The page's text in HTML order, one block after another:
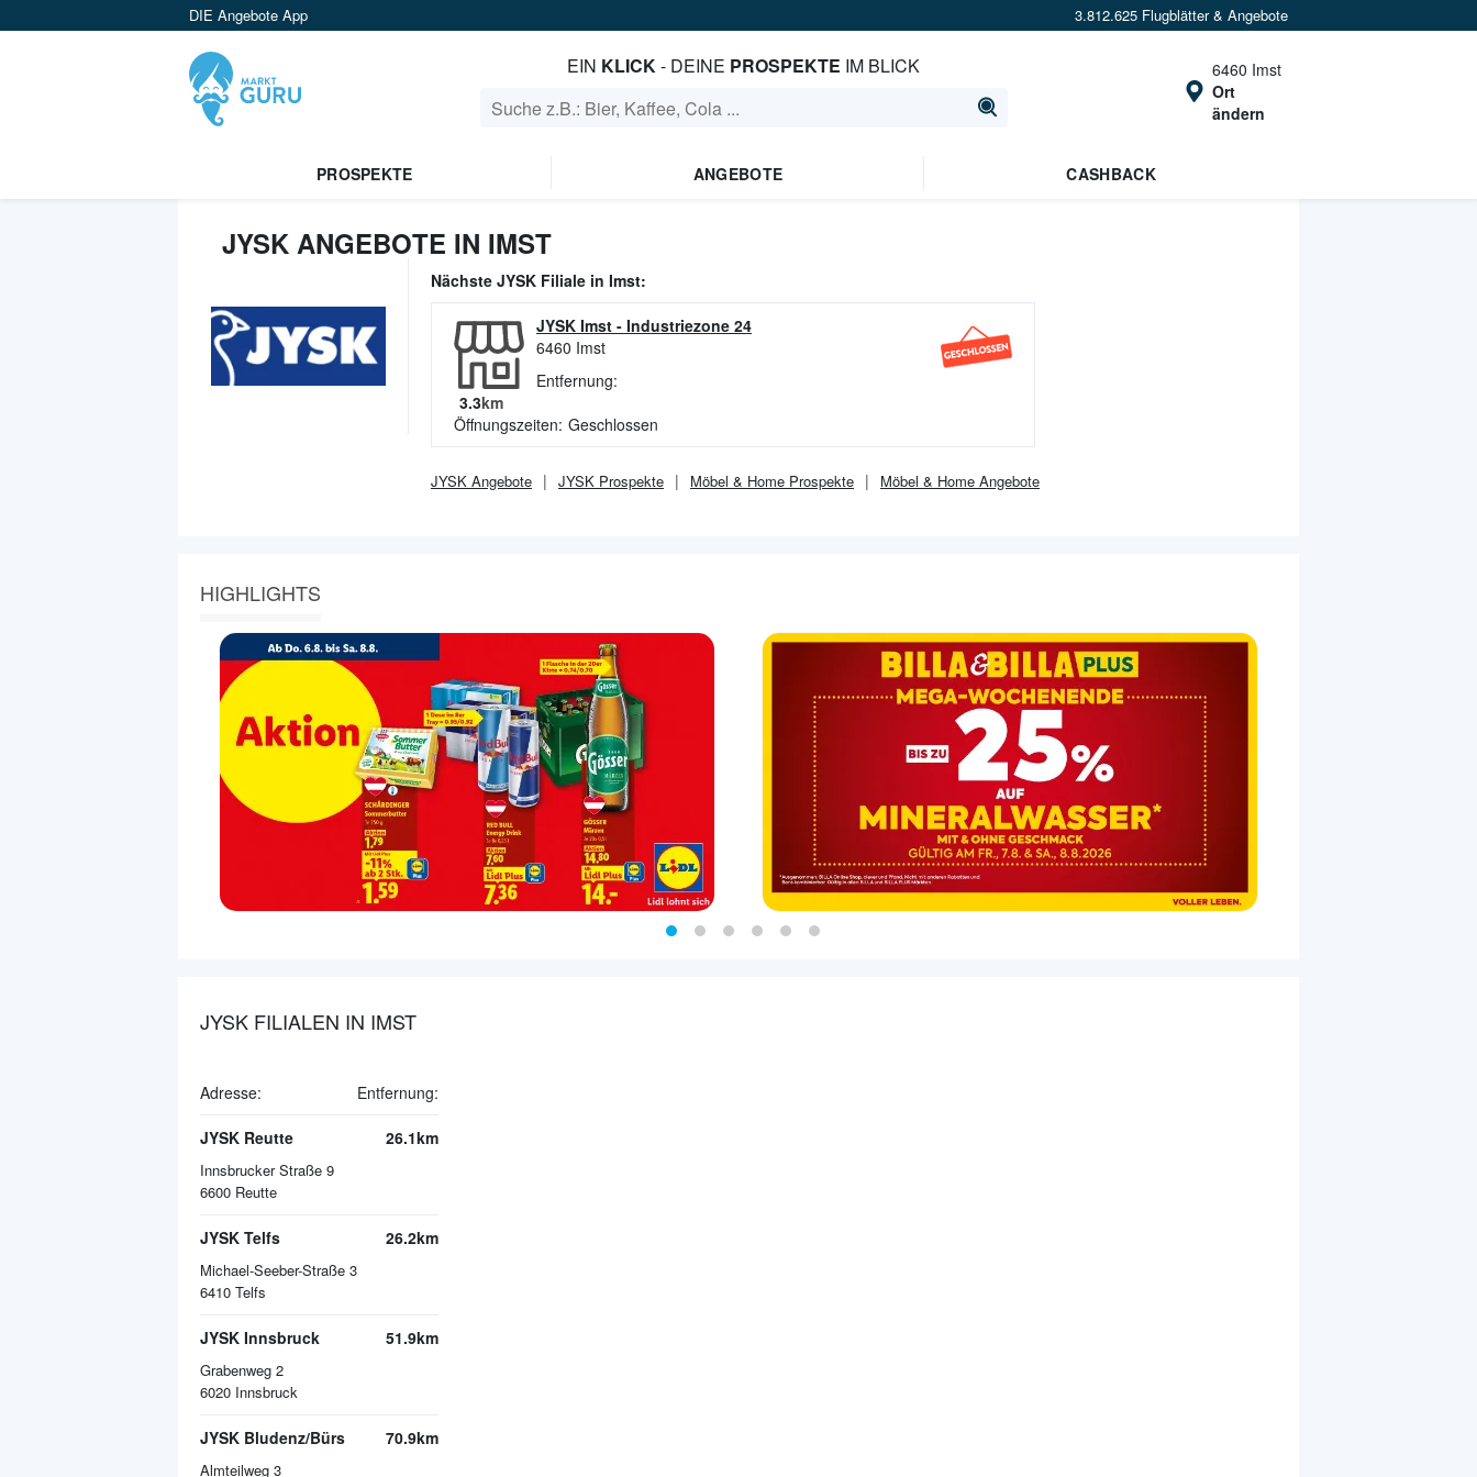
DIE Angebote App 3.812.625 Flugblätter & Angebote
EIN KLICK- DEINE PROSPEKTE IM BLICK
6460 Imst
Ort
ändern
PROSPEKTE ANGEBOTE CASHBACK
JYSK ANGEBOTE IN IMST
Nächste JYSK Filiale in Imst:
JYSK Imst - Industriezone 24
6460 Imst
Entfernung:
3.3km
Öffnungszeiten: Geschlossen
JYSK Angebote JYSK Prospekte Möbel & Home Prospekte Möbel & Home Angebote
HIGHLIGHTS
JYSK FILIALEN IN IMST
Adresse: Entfernung:
JYSK Reutte
Innsbrucker Straße 9
6600 Reutte
26.1km
JYSK Telfs
Michael-Seeber-Straße 3
6410 Telfs
26.2km
JYSK Innsbruck
Grabenweg 2
6020 Innsbruck
51.9km
JYSK Bludenz/Bürs
Almteilweg 3
70.9km